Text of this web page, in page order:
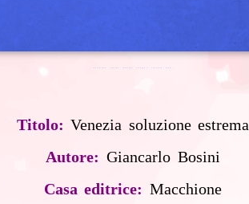
Titolo: Venezia soluzione estrema
Autore: Giancarlo Bosini
Casa editrice: Macchione